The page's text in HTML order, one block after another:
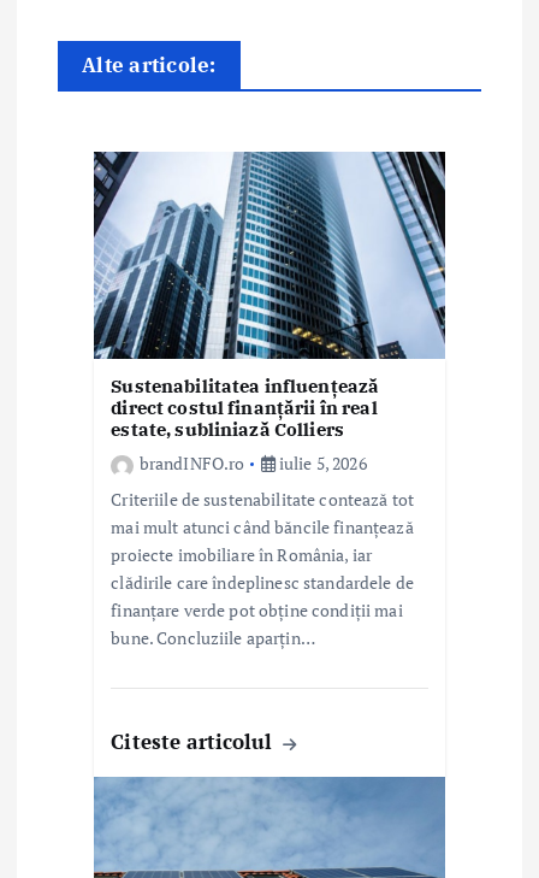
Alte articole:
Sustenabilitatea influențează
direct costul finanțării în real
estate, subliniază Colliers
brandINFO.ro
iulie 5, 2026
Criteriile de sustenabilitate contează tot
mai mult atunci când băncile finanțează
proiecte imobiliare în România, iar
clădirile care îndeplinesc standardele de
finanțare verde pot obține condiții mai
bune. Concluziile aparțin…
Citeste articolul